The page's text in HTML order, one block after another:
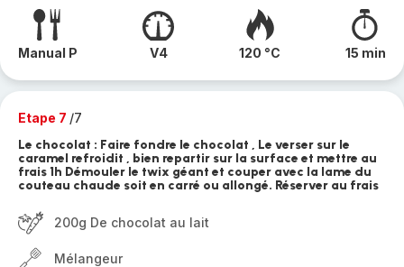
Manual P V4 120 °C 15 min
Etape 7 /7
Le chocolat : Faire fondre le chocolat , Le verser sur le
caramel refroidit , bien repartir sur la surface et mettre au
frais 1h Démouler le twix géant et couper avec la lame du
couteau chaude soit en carré ou allongé. Réserver au frais
200g De chocolat au lait
Mélangeur